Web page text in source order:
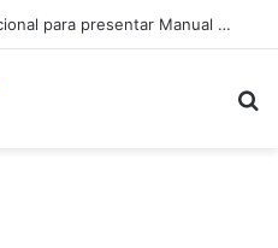
81% DE LAS FISCALIZACIONES A JUGUETES HAN TERMINADO EN SUMARIOS SANITARIOS